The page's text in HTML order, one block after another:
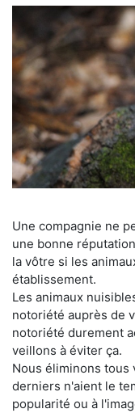
Une compagnie ne
une bonne
la vôtre si les
établissement.
Les animaux
notoriété auprès de
notoriété durement
veillons à éviter ça.
Nous éliminons tous
derniers n'aient le
popularité ou à